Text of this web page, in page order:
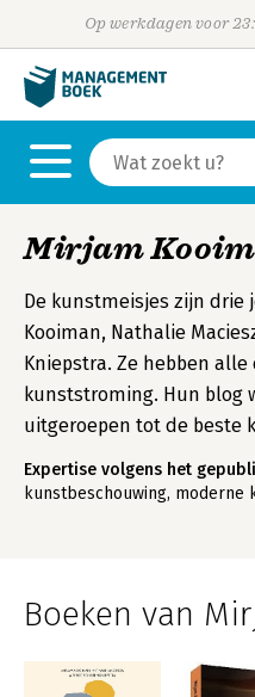
Op werkdagen voor
Mirjam
De kunstmeisjes zijn drie
Kooiman, Nathalie
Kniepstra. Ze hebben
kunststroming. Hun blog
uitgeroepen tot de beste
Expertise volgens het
kunstbeschouwing,
Boeken van